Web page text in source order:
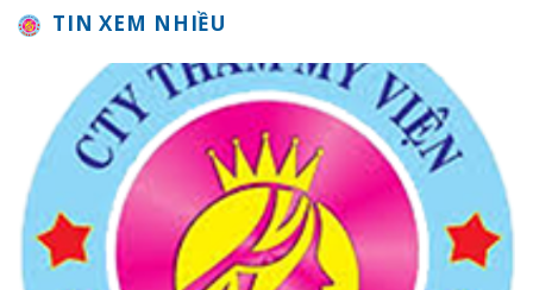
TIN XEM NHIỀU